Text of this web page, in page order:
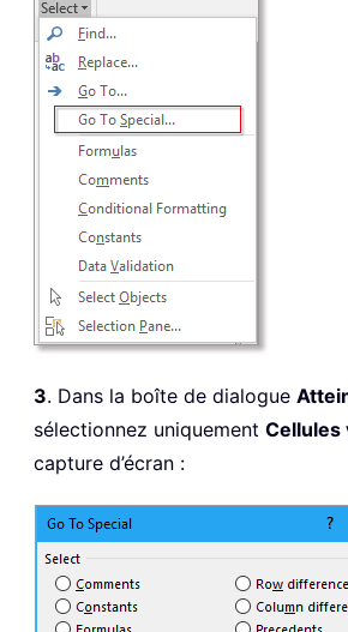
3. Dans la boîte de dialogue
sélectionnez uniquement Cellules
capture d’écran :